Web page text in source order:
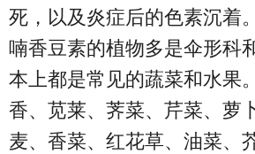
死，以及炎症后的色素沉着
喃香豆素的植物多是伞形科
本上都是常见的蔬菜和水果
香、苋莱、荠菜、芹菜、萝
麦、香菜、红花草、油菜、